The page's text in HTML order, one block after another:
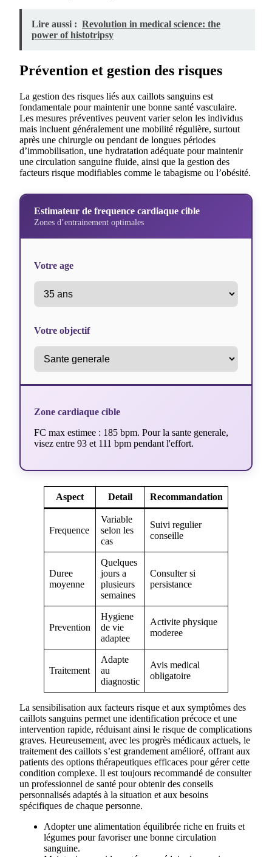
Lire aussi : Revolution in medical science: the
power of histotripsy
Prévention et gestion des risques
La gestion des risques liés aux caillots sanguins est
fondamentale pour maintenir une bonne santé vasculaire.
Les mesures préventives peuvent varier selon les individus
mais incluent généralement une mobilité régulière, surtout
après une chirurgie ou pendant de longues périodes
d’immobilisation, une hydratation adéquate pour maintenir
une circulation sanguine fluide, ainsi que la gestion des
facteurs risque modifiables comme le tabagisme ou l’obésité.
Estimateur de frequence cardiaque cible
Zones d’entrainement optimales
Votre age
Votre objectif
Zone cardiaque cible
FC max estimee : 185 bpm. Pour la sante generale,
visez entre 93 et 111 bpm pendant l'effort.
Aspect Detail Recommandation
Frequence
Variable
selon les
cas
Suivi regulier
conseille
Duree
moyenne
Quelques
jours a
plusieurs
semaines
Consulter si
persistance
Prevention
Hygiene
de vie
adaptee
Activite physique
moderee
Traitement
Adapte
au
diagnostic
Avis medical
obligatoire
La sensibilisation aux facteurs risque et aux symptômes des
caillots sanguins permet une identification précoce et une
intervention rapide, réduisant ainsi le risque de complications
graves. Heureusement, avec les progrès médicaux actuels, le
traitement des caillots s’est grandement amélioré, offrant aux
patients des options thérapeutiques efficaces pour gérer cette
condition complexe. Il est toujours recommandé de consulter
un professionnel de santé pour obtenir des conseils
personnalisés adaptés à la situation et aux besoins
spécifiques de chaque personne.
Adopter une alimentation équilibrée riche en fruits et
légumes pour favoriser une bonne circulation
sanguine.